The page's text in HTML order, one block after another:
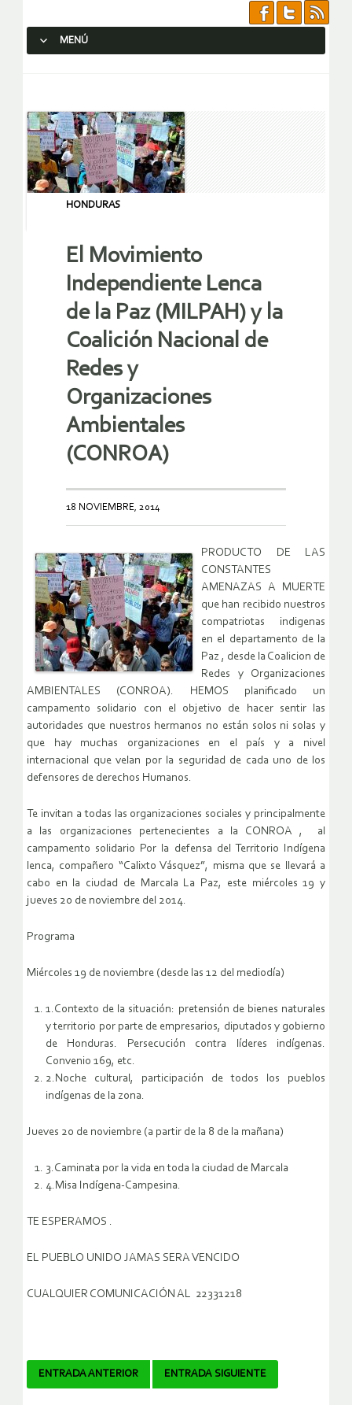
MENÚ
HONDURAS
El Movimiento
Independiente Lenca
de la Paz (MILPAH) y la
Coalición Nacional de
Redes y
Organizaciones
Ambientales
(CONROA)
18 NOVIEMBRE, 2014
PRODUCTO DE LAS
CONSTANTES
AMENAZAS A MUERTE
que han recibido nuestros
compatriotas indigenas
en el departamento de la
Paz , desde la Coalicion de
Redes y Organizaciones
AMBIENTALES (CONROA). HEMOS planificado un
campamento solidario con el objetivo de hacer sentir las
autoridades que nuestros hermanos no están solos ni solas y
que hay muchas organizaciones en el país y a nivel
internacional que velan por la seguridad de cada uno de los
defensores de derechos Humanos.
Te invitan a todas las organizaciones sociales y principalmente
a las organizaciones pertenecientes a la CONROA , al
campamento solidario Por la defensa del Territorio Indígena
lenca, compañero “Calixto Vásquez”, misma que se llevará a
cabo en la ciudad de Marcala La Paz, este miércoles 19 y
jueves 20 de noviembre del 2014.
Programa
Miércoles 19 de noviembre (desde las 12 del mediodía)
1.Contexto de la situación: pretensión de bienes naturales
y territorio por parte de empresarios, diputados y gobierno
de Honduras. Persecución contra líderes indígenas.
Convenio 169, etc.
2.Noche cultural, participación de todos los pueblos
indígenas de la zona.
Jueves 20 de noviembre (a partir de la 8 de la mañana)
3.Caminata por la vida en toda la ciudad de Marcala
4.Misa Indígena-Campesina.
TE ESPERAMOS .
EL PUEBLO UNIDO JAMAS SERA VENCIDO
CUALQUIER COMUNICACIÓN AL 22331218
Navegador
ENTRADA ANTERIOR ENTRADA SIGUIENTE